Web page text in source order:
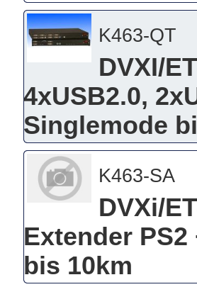
K463-QT
DVXI/
4xUSB2.0,
Singlemode
K463-SA
DVXi/
Extender
bis 10km